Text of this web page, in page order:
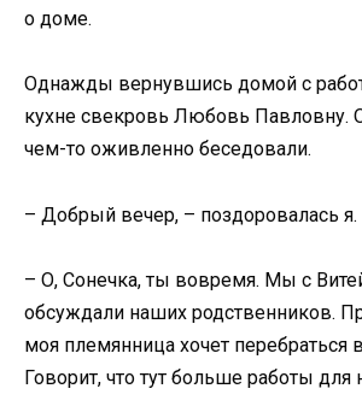
о доме.
Однажды вернувшись домой с
кухне свекровь Любовь Павловну.
чем-то оживленно беседовали.
– Добрый вечер, – поздоровалась я.
– О, Сонечка, ты вовремя. Мы с
обсуждали наших родственников.
моя племянница хочет перебраться
Говорит, что тут больше работы для